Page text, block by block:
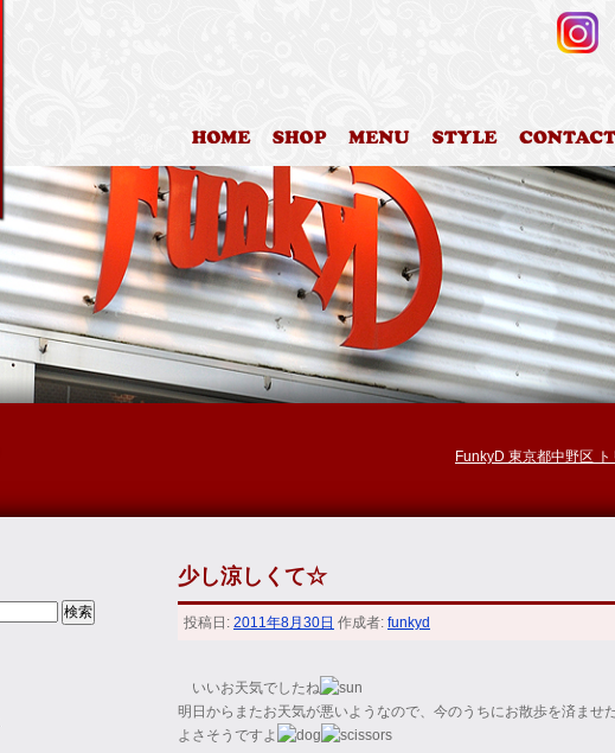
HOME 店舗案内 料金表 カットスタイル
FunkyD 東京都中野区
少し涼しくて☆
投稿日: 2011年8月30日 作成者: funkyd
いいお天気でしたね
明日からまたお天気が悪いようなので、今のうちにお散歩を済ませ
よさそうですよ